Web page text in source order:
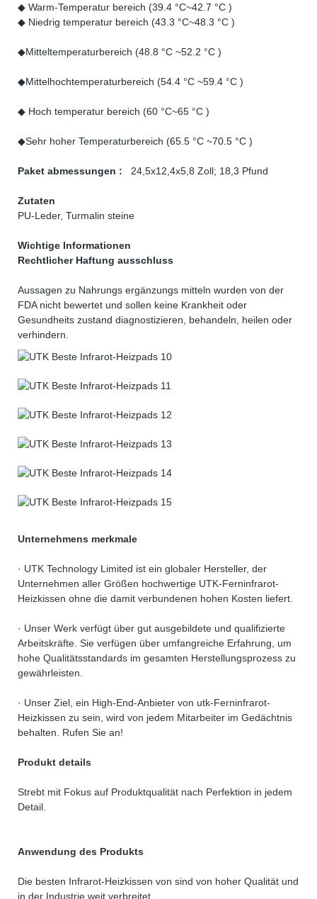
◆ Warm-Temperatur bereich (39.4 °C~42.7 °C )
◆ Niedrig temperatur bereich (43.3 °C~48.3 °C )
◆Mitteltemperaturbereich (48.8 °C ~52.2 °C )
◆Mittelhochtemperaturbereich (54.4 °C ~59.4 °C )
◆ Hoch temperatur bereich (60 °C~65 °C )
◆Sehr hoher Temperaturbereich (65.5 °C ~70.5 °C )
Paket abmessungen : 24,5x12,4x5,8 Zoll; 18,3 Pfund
Zutaten
PU-Leder, Turmalin steine
Wichtige Informationen
Rechtlicher Haftung ausschluss
Aussagen zu Nahrungs ergänzungs mitteln wurden von der
FDA nicht bewertet und sollen keine Krankheit oder
Gesundheits zustand diagnostizieren, behandeln, heilen oder
verhindern.
Unternehmens merkmale
· UTK Technology Limited ist ein globaler Hersteller, der
Unternehmen aller Größen hochwertige UTK-Ferninfrarot-
Heizkissen ohne die damit verbundenen hohen Kosten liefert.
· Unser Werk verfügt über gut ausgebildete und qualifizierte
Arbeitskräfte. Sie verfügen über umfangreiche Erfahrung, um
hohe Qualitätsstandards im gesamten Herstellungsprozess zu
gewährleisten.
· Unser Ziel, ein High-End-Anbieter von utk-Ferninfrarot-
Heizkissen zu sein, wird von jedem Mitarbeiter im Gedächtnis
behalten. Rufen Sie an!
Produkt details
Strebt mit Fokus auf Produktqualität nach Perfektion in jedem
Detail.
Anwendung des Produkts
Die besten Infrarot-Heizkissen von sind von hoher Qualität und
in der Industrie weit verbreitet.